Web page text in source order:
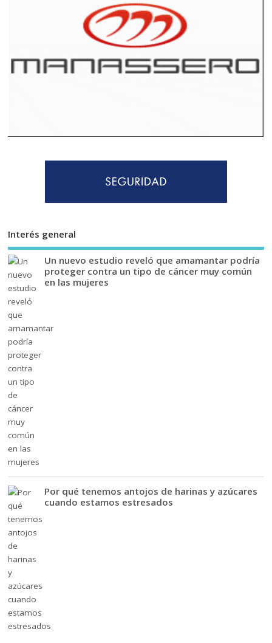
Interés general
Un nuevo estudio reveló que amamantar podría
proteger contra un tipo de cáncer muy común
en las mujeres
Por qué tenemos antojos de harinas y azúcares
cuando estamos estresados